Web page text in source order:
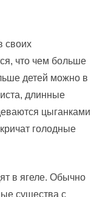
своих
что чем больше
детей можно в
длинные
цыганками
голодные
в ягеле. Обычно
существа с